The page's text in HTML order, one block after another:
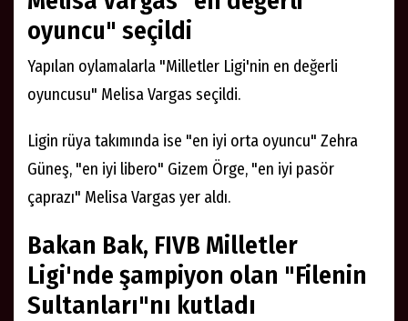
oyuncu" seçildi
Yapılan oylamalarla "Milletler Ligi'nin en değerli
oyuncusu" Melisa Vargas seçildi.
Ligin rüya takımında ise "en iyi orta oyuncu" Zehra
Güneş, "en iyi libero" Gizem Örge, "en iyi pasör
çaprazı" Melisa Vargas yer aldı.
Bakan Bak, FIVB Milletler
Ligi'nde şampiyon olan "Filenin
Sultanları"nı kutladı